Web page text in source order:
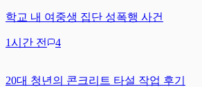
학교 내 여중생 집단 성폭행 사건
1시간 전 4
20대 청년의 콘크리트 타설 작업 후기